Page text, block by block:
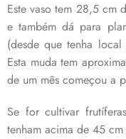
Este vaso tem 28,5 cm
e também dá para
(desde que tenha
Esta muda tem
de um mês começou a
Se for cultivar
tenham acima de 45